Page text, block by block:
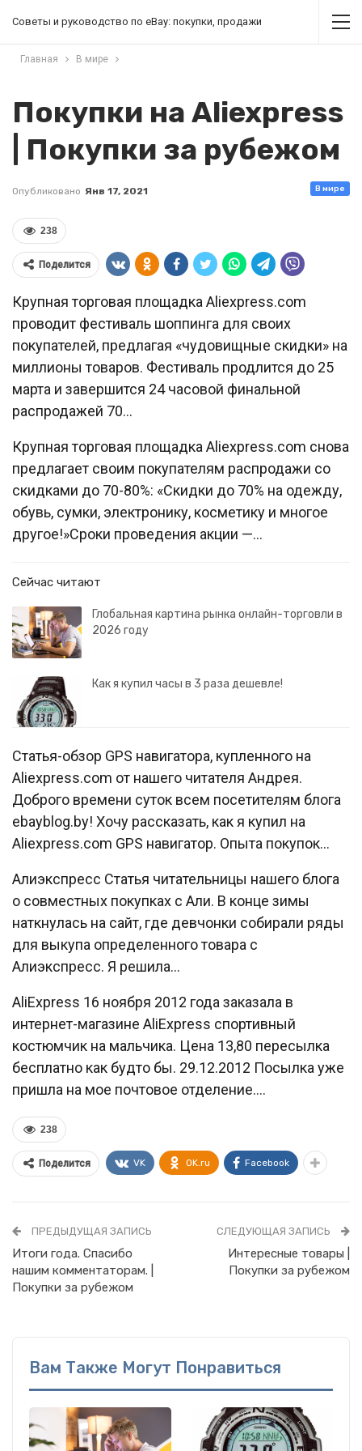
Советы и руководство по eBay: покупки, продажи
Главная В мире
Покупки на Aliexpress
| Покупки за рубежом
В мире
Опубликовано Янв 17, 2021
238
Поделится
Крупная торговая площадка Aliexpress.com
проводит фестиваль шоппинга для своих
покупателей, предлагая «чудовищные скидки» на
миллионы товаров. Фестиваль продлится до 25
марта и завершится 24 часовой финальной
распродажей 70…
Крупная торговая площадка Aliexpress.com снова
предлагает своим покупателям распродажи со
скидками до 70-80%: «Скидки до 70% на одежду,
обувь, сумки, электронику, косметику и многое
другое!»Сроки проведения акции —…
Сейчас читают
Глобальная картина рынка онлайн-торговли в
2026 году
Как я купил часы в 3 раза дешевле!
Статья-обзор GPS навигатора, купленного на
Aliexpress.com от нашего читателя Андрея.
Доброго времени суток всем посетителям блога
ebayblog.by! Хочу рассказать, как я купил на
Aliexpress.com GPS навигатор. Опыта покупок…
Алиэкспресс Статья читательницы нашего блога
о совместных покупках с Али. В конце зимы
наткнулась на сайт, где девчонки собирали ряды
для выкупа определенного товара с
Алиэкспресс. Я решила…
AliExpress 16 ноября 2012 года заказала в
интернет-магазине AliExpress спортивный
костюмчик на мальчика. Цена 13,80 пересылка
бесплатно как будто бы. 29.12.2012 Посылка уже
пришла на мое почтовое отделение….
238
Поделится VK OK.ru Facebook
ПРЕДЫДУЩАЯ ЗАПИСЬ
Итоги года. Спасибо
нашим комментаторам. |
Покупки за рубежом
СЛЕДУЮЩАЯ ЗАПИСЬ
Интересные товары |
Покупки за рубежом
Вам Также Могут Понравиться